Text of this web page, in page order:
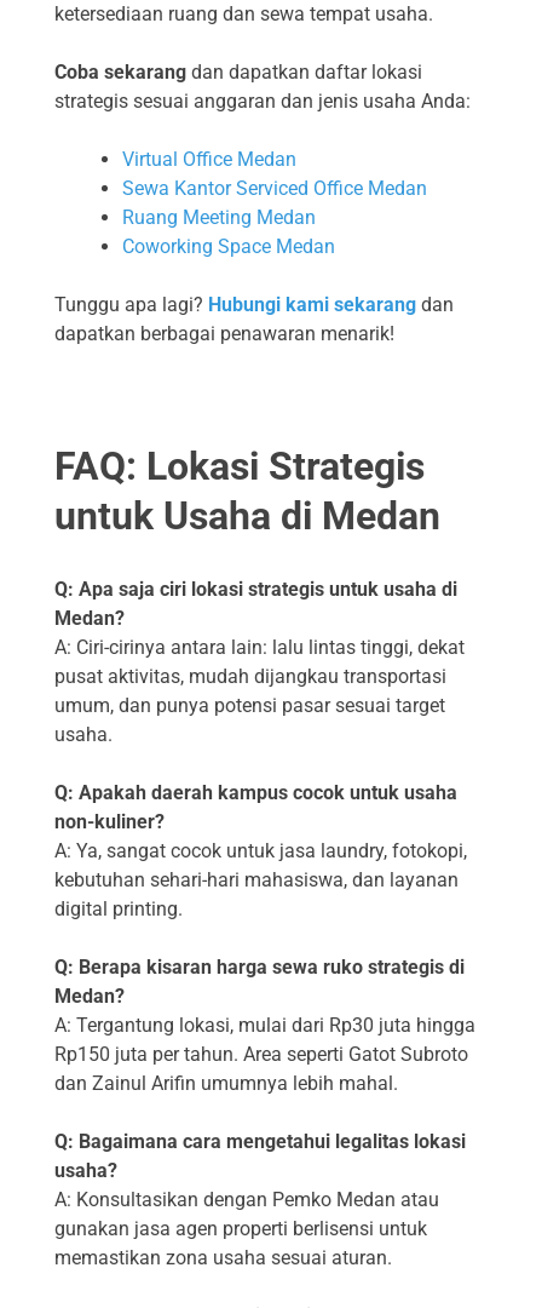
ketersediaan ruang dan sewa tempat usaha.
Coba sekarang dan dapatkan daftar lokasi
strategis sesuai anggaran dan jenis usaha Anda:
Virtual Office Medan
Sewa Kantor Serviced Office Medan
Ruang Meeting Medan
Coworking Space Medan
Tunggu apa lagi? Hubungi kami sekarang dan
dapatkan berbagai penawaran menarik!
FAQ: Lokasi Strategis
untuk Usaha di Medan
Q: Apa saja ciri lokasi strategis untuk usaha di
Medan?
A: Ciri-cirinya antara lain: lalu lintas tinggi, dekat
pusat aktivitas, mudah dijangkau transportasi
umum, dan punya potensi pasar sesuai target
usaha.
Q: Apakah daerah kampus cocok untuk usaha
non-kuliner?
A: Ya, sangat cocok untuk jasa laundry, fotokopi,
kebutuhan sehari-hari mahasiswa, dan layanan
digital printing.
Q: Berapa kisaran harga sewa ruko strategis di
Medan?
A: Tergantung lokasi, mulai dari Rp30 juta hingga
Rp150 juta per tahun. Area seperti Gatot Subroto
dan Zainul Arifin umumnya lebih mahal.
Q: Bagaimana cara mengetahui legalitas lokasi
usaha?
A: Konsultasikan dengan Pemko Medan atau
gunakan jasa agen properti berlisensi untuk
memastikan zona usaha sesuai aturan.